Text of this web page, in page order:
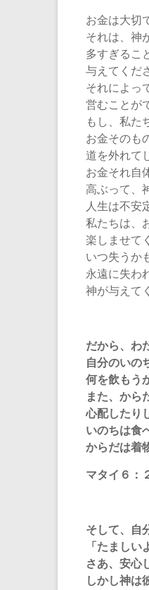
お金は大切
それは、神
多すぎるこ
与えてくだ
それによっ
営むことが
もし、私た
お金そのも
道を外れて
お金それ自
高ぶって、
人生は不安
私たちは、
楽しませて
いつ失うか
永遠に失わ
神が与えて
だから、わ
自分のいの
何を飲もう
また、から
心配したり
いのちは食
からだは着
マタイ６：
そして、自
「たまし
さあ、安心
しかし神は